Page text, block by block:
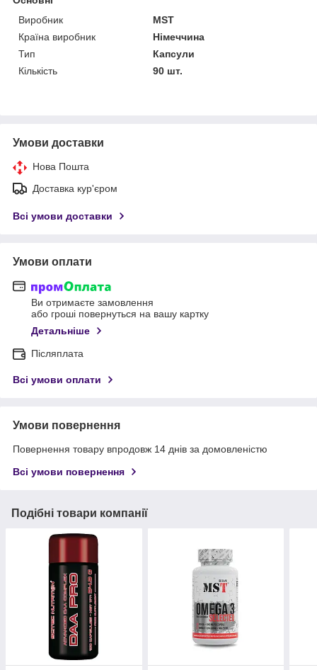
Виробник
MST
Країна виробник
Німеччина
Тип
Капсули
Кількість
90 шт.
Умови доставки
Нова Пошта
Доставка кур'єром
Всі умови доставки
Умови оплати
Ви отримаєте замовлення
або гроші повернуться на вашу картку
Детальніше
Післяплата
Всі умови оплати
Умови повернення
Повернення товару впродовж 14 днів за домовленістю
Всі умови повернення
Подібні товари компанії